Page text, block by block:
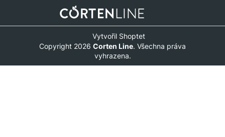
Vytvořil Shoptet
Copyright 2026 Corten Line. Všechna práva
vyhrazena.